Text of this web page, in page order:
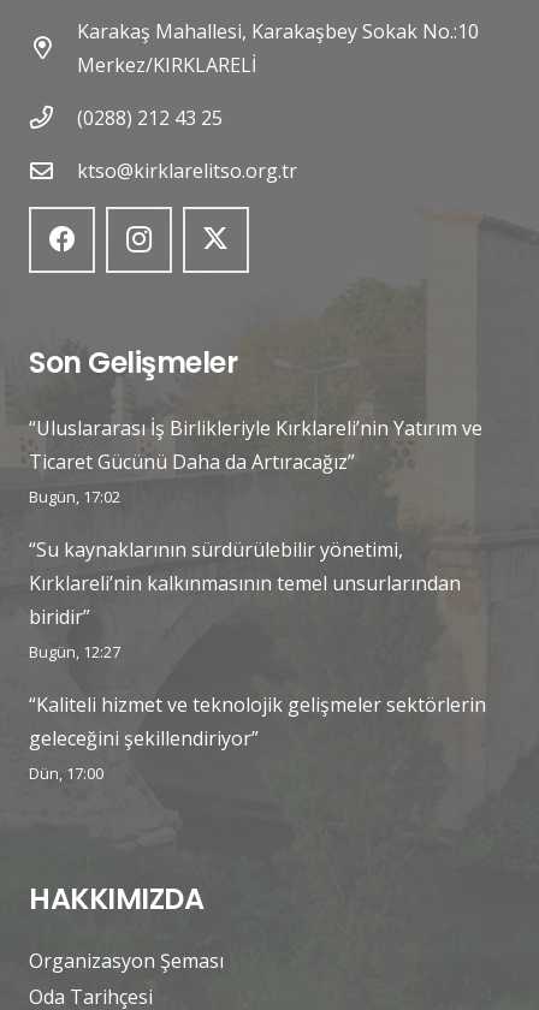
Karakaş Mahallesi, Karakaşbey Sokak No.:10
Merkez/KIRKLARELİ
(0288) 212 43 25
ktso@kirklarelitso.org.tr
Son Gelişmeler
“Uluslararası İş Birlikleriyle Kırklareli’nin Yatırım ve
Ticaret Gücünü Daha da Artıracağız”
Bugün, 17:02
“Su kaynaklarının sürdürülebilir yönetimi,
Kırklareli’nin kalkınmasının temel unsurlarından
biridir”
Bugün, 12:27
“Kaliteli hizmet ve teknolojik gelişmeler sektörlerin
geleceğini şekillendiriyor”
Dün, 17:00
HAKKIMIZDA
Organizasyon Şeması
Oda Tarihçesi